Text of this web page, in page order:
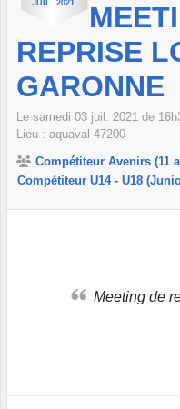
JUIL. 2021
REPRISE
GARONNE
Le samedi 03 juil. 2021 de
Lieu : aquaval 47200
Compétiteur Avenirs (11
Compétiteur U14 - U18
Meeting de